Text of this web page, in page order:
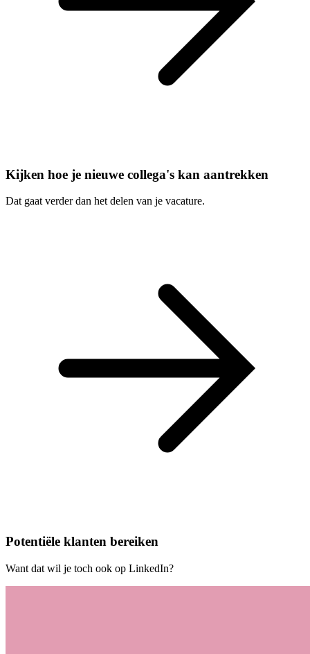
Kijken hoe je nieuwe collega's kan aantrekken
Dat gaat verder dan het delen van je vacature.
Potentiële klanten bereiken
Want dat wil je toch ook op LinkedIn?